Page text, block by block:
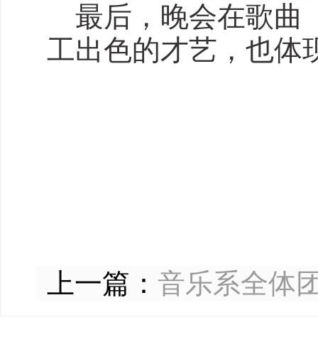
最后，晚会在歌曲
工出色的才艺，也体
上一篇： 音乐系全体